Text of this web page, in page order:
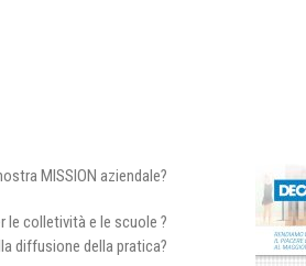
MISSION aziendale?
le colletività e le scuole ?
diffusione della pratica?